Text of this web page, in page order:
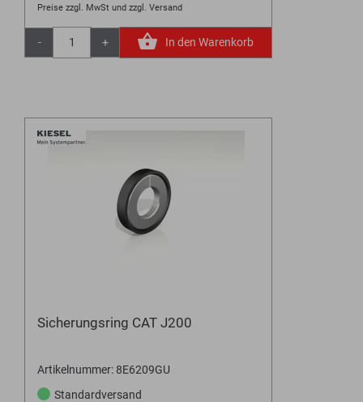
Preise zzgl. MwSt und zzgl. Versand
- + In den Warenkorb
Sicherungsring CAT J200
Artikelnummer: 8E6209GU
Standardversand